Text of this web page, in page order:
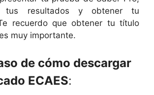
tus resultados y obtener tu
recuerdo que obtener tu título
muy importante.
de cómo descargar
ECAES: